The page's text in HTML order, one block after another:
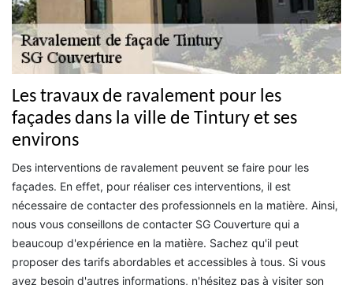
Les travaux de ravalement pour les
façades dans la ville de Tintury et ses
environs
Des interventions de ravalement peuvent se faire pour les
façades. En effet, pour réaliser ces interventions, il est
nécessaire de contacter des professionnels en la matière. Ainsi,
nous vous conseillons de contacter SG Couverture qui a
beaucoup d'expérience en la matière. Sachez qu'il peut
proposer des tarifs abordables et accessibles à tous. Si vous
avez besoin d'autres informations, n'hésitez pas à visiter son